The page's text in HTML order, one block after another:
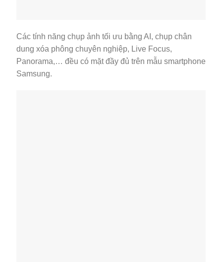
Các tính năng chụp ảnh tối ưu bằng AI, chụp chân
dung xóa phông chuyên nghiệp, Live Focus,
Panorama,… đều có mặt đầy đủ trên mẫu smartphone
Samsung.